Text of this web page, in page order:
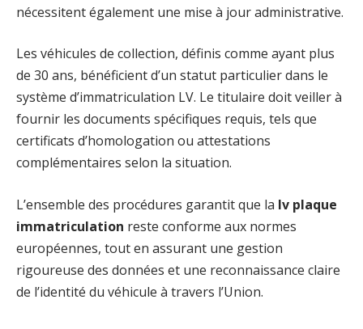
nécessitent également une mise à jour administrative.
Les véhicules de collection, définis comme ayant plus
de 30 ans, bénéficient d’un statut particulier dans le
système d’immatriculation LV. Le titulaire doit veiller à
fournir les documents spécifiques requis, tels que
certificats d’homologation ou attestations
complémentaires selon la situation.
L’ensemble des procédures garantit que la lv plaque
immatriculation reste conforme aux normes
européennes, tout en assurant une gestion
rigoureuse des données et une reconnaissance claire
de l’identité du véhicule à travers l’Union.